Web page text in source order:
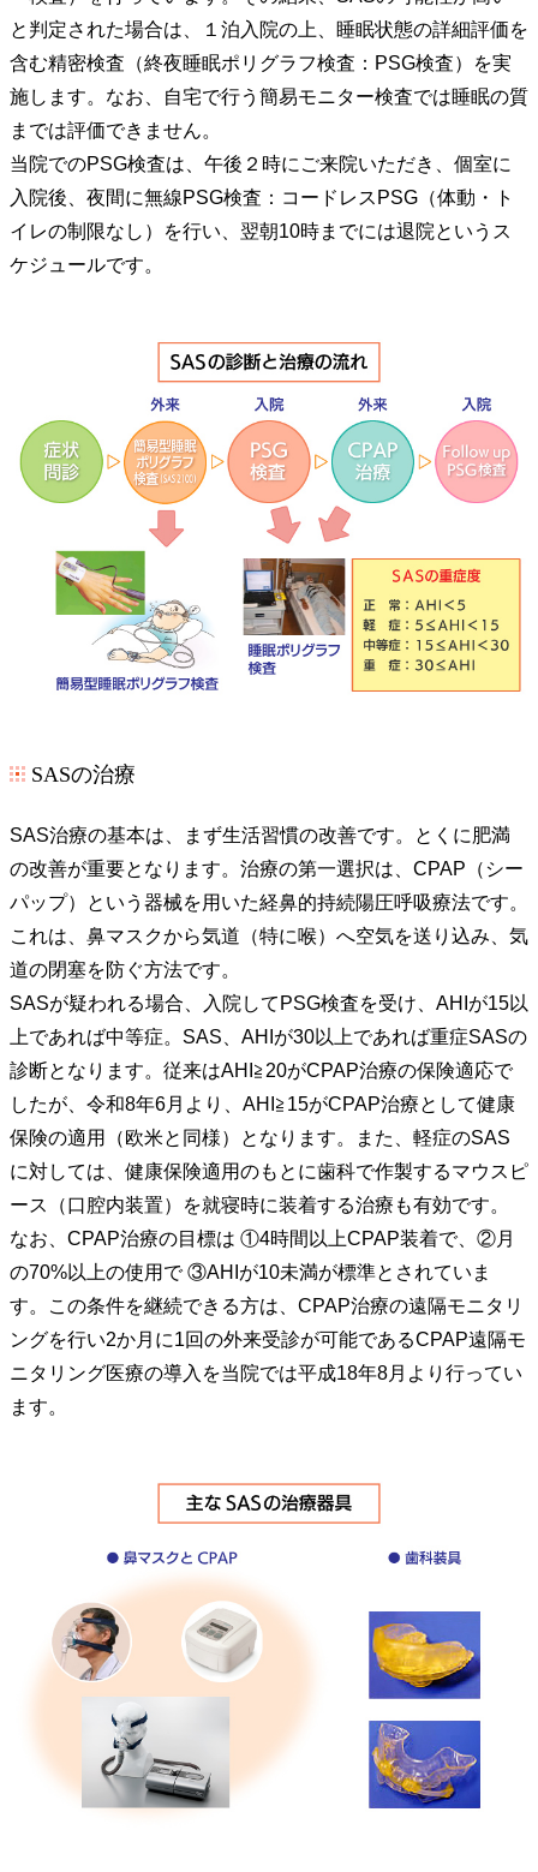
と判定された場合は、１泊入院の上、睡眠状態の詳細評価を
含む精密検査（終夜睡眠ポリグラフ検査：PSG検査）を実
施します。なお、自宅で行う簡易モニター検査では睡眠の質
までは評価できません。
当院でのPSG検査は、午後２時にご来院いただき、個室に
入院後、夜間に無線PSG検査：コードレスPSG（体動・ト
イレの制限なし）を行い、翌朝10時までには退院というス
ケジュールです。
SASの治療
SAS治療の基本は、まず生活習慣の改善です。とくに肥満
の改善が重要となります。治療の第一選択は、CPAP（シー
パップ）という器械を用いた経鼻的持続陽圧呼吸療法です。
これは、鼻マスクから気道（特に喉）へ空気を送り込み、気
道の閉塞を防ぐ方法です。
SASが疑われる場合、入院してPSG検査を受け、AHIが15以
上であれば中等症。SAS、AHIが30以上であれば重症SASの
診断となります。従来はAHI≧20がCPAP治療の保険適応で
したが、令和8年6月より、AHI≧15がCPAP治療として健康
保険の適用（欧米と同様）となります。また、軽症のSAS
に対しては、健康保険適用のもとに歯科で作製するマウスピ
ース（口腔内装置）を就寝時に装着する治療も有効です。
なお、CPAP治療の目標は ①4時間以上CPAP装着で、②月
の70%以上の使用で ③AHIが10未満が標準とされていま
す。この条件を継続できる方は、CPAP治療の遠隔モニタリ
ングを行い2か月に1回の外来受診が可能であるCPAP遠隔モ
ニタリング医療の導入を当院では平成18年8月より行ってい
ます。